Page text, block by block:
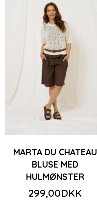
MARTA DU CHATEAU
BLUSE MED
HULMØNSTER
299,00DKK